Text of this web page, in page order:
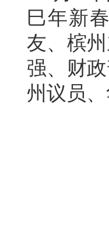
巳年新
友、槟
强、财
州议员